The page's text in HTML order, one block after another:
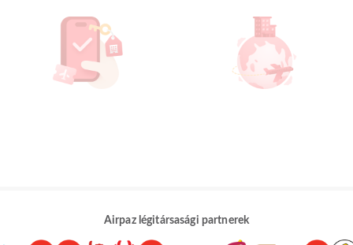
Airpaz légitársasági partnerek